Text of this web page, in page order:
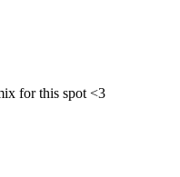
for this spot <3